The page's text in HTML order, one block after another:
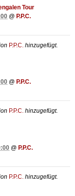
Tour
@ P.P.C.
P.P.C. hinzugefügt.
@ P.P.C.
P.P.C. hinzugefügt.
@ P.P.C.
P.P.C. hinzugefügt.